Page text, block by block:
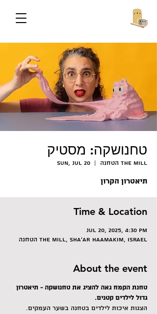
טחנושקה: מסטיק
Sun, Jul 20
  |
הטחנה The Mill
תיאטרון הקרון
Time & Location
Jul 20, 2025, 4:30 PM
הטחנה The Mill, Sha'ar HaAmakim, Israel
About the event
טחנת הקמח גאה להציג את טחנושקה - תיאטרון
גדול לילדים קטנים.
הצגות איכות לילדים בטחנה בשער העמקים.